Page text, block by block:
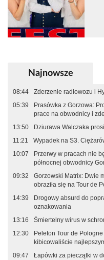
Najnowsze
08:44
Zderzenie radiowozu i
05:39
Prasówka z Gorzowa:
prace na obwodnicy i
13:50
Dziurawa Walczaka
11:21
Wypadek na S3.
10:07
Przerwy w pracach nie
północnej obwodnicy
09:32
Gorzowski Matrix: Dwie
obraziła się na Tour de
14:39
Drogowy absurd do
oznakowania
13:16
Śmiertelny wirus w
12:30
Peleton Tour de
kibicowaliście
09:47
Łapówki za pieczątki w